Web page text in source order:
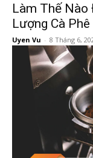
Làm Thế Nào
Lượng Cà Phê
Uyen Vu - 8 Tháng 6,